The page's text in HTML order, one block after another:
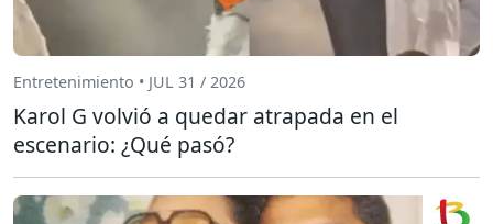
Entretenimiento • JUL 31 / 2026
Karol G volvió a quedar atrapada en el
escenario: ¿Qué pasó?